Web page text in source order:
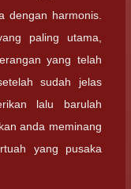
dengan harmonis.
paling utama,
yang telah
sudah jelas
lalu barulah
anda meminang
yang pusaka